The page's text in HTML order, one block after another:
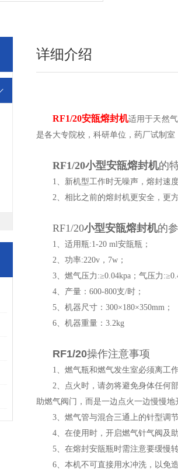
详细介绍
RF1/20安瓿熔封机适用于天然
是各大专院校，科研单位，药厂试制
RF1/20小型安瓿熔封机的
1、新机型工作时无噪声，熔封速
2、相比之前的熔封机更安全，更
RF1/20小型安瓿熔封机的
1、适用瓶:1-20 ml安瓿瓶；
2、功率:220v，7w；
3、燃气压力:≥0.04kpa；气压力
4、产量：600-800支/时；
5、机器尺寸：300×180×350mm；
6、机器重量：3.2kg
RF1/20操作注意事项
1、燃气瓶和燃气发生室必须离工
2、点火时，请勿将避免身体任何
助燃气阀门，而是一边点火一边慢慢地
3、燃气管与混合三通上的针型调
4、在使用时，开启燃气针气阀及
5、在熔封安瓿瓶时需注意要缓慢
6、本机不可直接用水冲洗，以免